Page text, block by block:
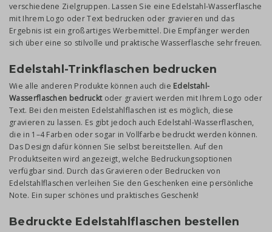
verschiedene Zielgruppen. Lassen Sie eine Edelstahl-Wasserflasche
mit Ihrem Logo oder Text bedrucken oder gravieren und das
Ergebnis ist ein großartiges Werbemittel. Die Empfänger werden
sich über eine so stilvolle und praktische Wasserflasche sehr freuen.
Edelstahl-Trinkflaschen bedrucken
Wie alle anderen Produkte können auch die Edelstahl-
Wasserflaschen bedrucktoder graviert werden mit Ihrem Logo oder
Text. Bei den meisten Edelstahlflaschen ist es möglich, diese
gravieren zu lassen. Es gibt jedoch auch Edelstahl-Wasserflaschen,
die in 1–4 Farben oder sogar in Vollfarbe bedruckt werden können.
Das Design dafür können Sie selbst bereitstellen. Auf den
Produktseiten wird angezeigt, welche Bedruckungsoptionen
verfügbar sind. Durch das Gravieren oder Bedrucken von
Edelstahlflaschen verleihen Sie den Geschenken eine persönliche
Note. Ein super schönes und praktisches Geschenk!
Bedruckte Edelstahlflaschen bestellen